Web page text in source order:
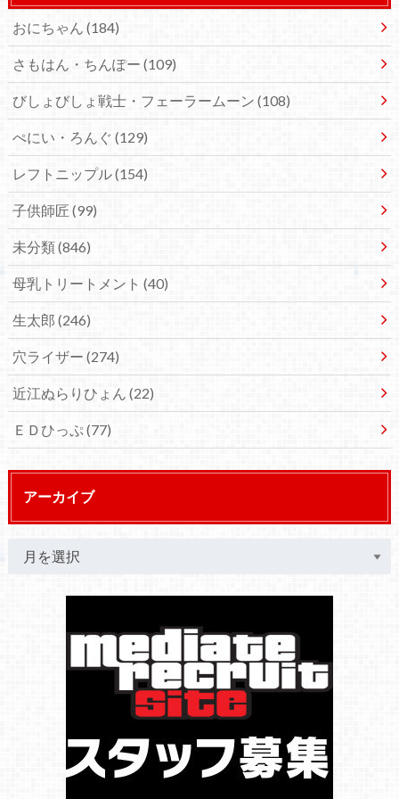
おにちゃん (184)
さもはん・ちんぽー (109)
びしょびしょ戦士・フェーラームーン (108)
ぺにい・ろんぐ (129)
レフトニップル(154)
子供師匠 (99)
未分類(846)
母乳トリートメント (40)
生太郎 (246)
穴ライザー (274)
近江ぬらりひょん (22)
ＥＤひっぷ(77)
アーカイブ